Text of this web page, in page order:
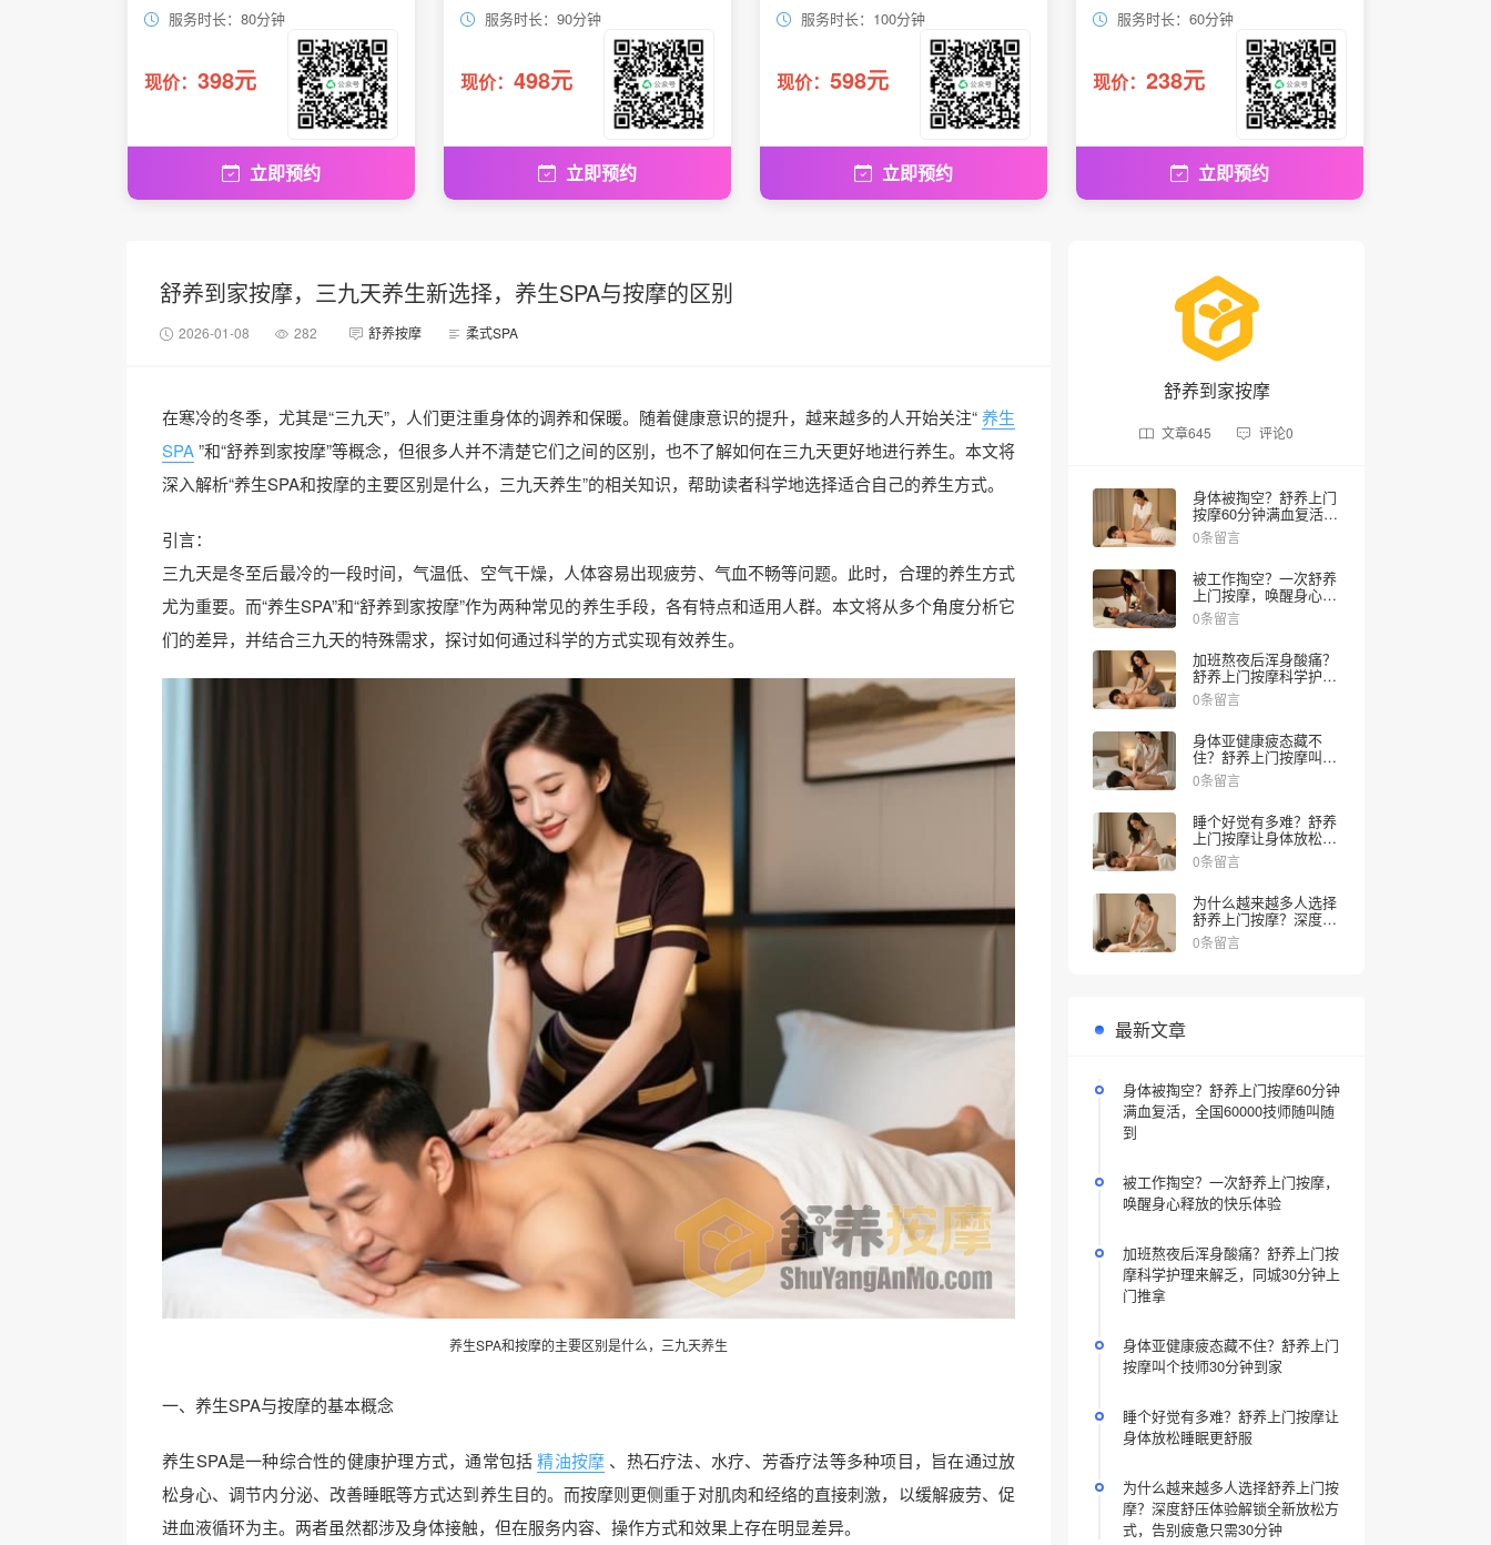
服务时长：80分钟
现价： 398元
立即预约
服务时长：90分钟
现价： 498元
立即预约
服务时长：100分钟
现价： 598元
立即预约
服务时长：60分钟
现价： 238元
立即预约
舒养到家按摩，三九天养生新选择，养生SPA与按摩的区别
2026-01-08 282 舒养按摩 柔式SPA
在寒冷的冬季，尤其是“三九天”，人们更注重身体的调养和保暖。随着健康意识的提升，越来越多的人开始关注“养生
SPA”和“舒养到家按摩”等概念，但很多人并不清楚它们之间的区别，也不了解如何在三九天更好地进行养生。本文将
深入解析“养生SPA和按摩的主要区别是什么，三九天养生”的相关知识，帮助读者科学地选择适合自己的养生方式。
引言：
三九天是冬至后最冷的一段时间，气温低、空气干燥，人体容易出现疲劳、气血不畅等问题。此时，合理的养生方式
尤为重要。而“养生SPA”和“舒养到家按摩”作为两种常见的养生手段，各有特点和适用人群。本文将从多个角度分析它
们的差异，并结合三九天的特殊需求，探讨如何通过科学的方式实现有效养生。
养生SPA和按摩的主要区别是什么，三九天养生
一、养生SPA与按摩的基本概念
养生SPA是一种综合性的健康护理方式，通常包括 精油按摩 、热石疗法、水疗、芳香疗法等多种项目，旨在通过放
松身心、调节内分泌、改善睡眠等方式达到养生目的。而按摩则更侧重于对肌肉和经络的直接刺激，以缓解疲劳、促
进血液循环为主。两者虽然都涉及身体接触，但在服务内容、操作方式和效果上存在明显差异。
舒养到家按摩
文章645 评论0
身体被掏空？舒养上门
按摩60分钟满血复活，
全国60000技师随叫随
到
0条留言
被工作掏空？一次舒养
上门按摩，唤醒身心释
放的快乐体验
0条留言
加班熬夜后浑身酸痛？
舒养上门按摩科学护理
来解乏，同城30分钟上
门推拿
0条留言
身体亚健康疲态藏不
住？舒养上门按摩叫个
技师30分钟到家
0条留言
睡个好觉有多难？舒养
上门按摩让身体放松睡
眠更舒服
0条留言
为什么越来越多人选择
舒养上门按摩？深度舒
压体验解锁全新放松方
式，告别疲惫只需30分
0条留言
最新文章
身体被掏空？舒养上门按摩60分钟
满血复活，全国60000技师随叫随
到
被工作掏空？一次舒养上门按摩，
唤醒身心释放的快乐体验
加班熬夜后浑身酸痛？舒养上门按
摩科学护理来解乏，同城30分钟上
门推拿
身体亚健康疲态藏不住？舒养上门
按摩叫个技师30分钟到家
睡个好觉有多难？舒养上门按摩让
身体放松睡眠更舒服
为什么越来越多人选择舒养上门按
摩？深度舒压体验解锁全新放松方
式，告别疲惫只需30分钟